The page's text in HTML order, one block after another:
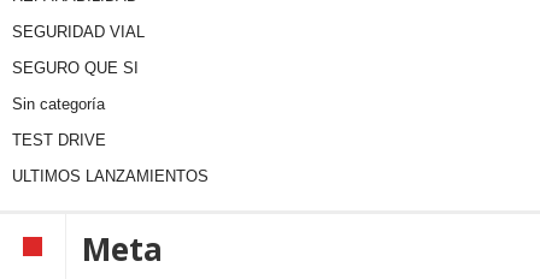
SEGURIDAD VIAL
SEGURO QUE SI
Sin categoría
TEST DRIVE
ULTIMOS LANZAMIENTOS
Meta